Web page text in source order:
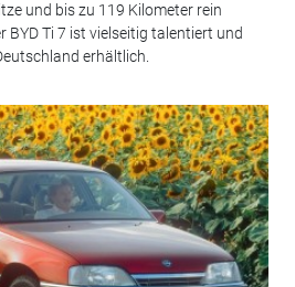
und bis zu 119 Kilometer rein
BYD Ti 7 ist vielseitig talentiert und
erhältlich.